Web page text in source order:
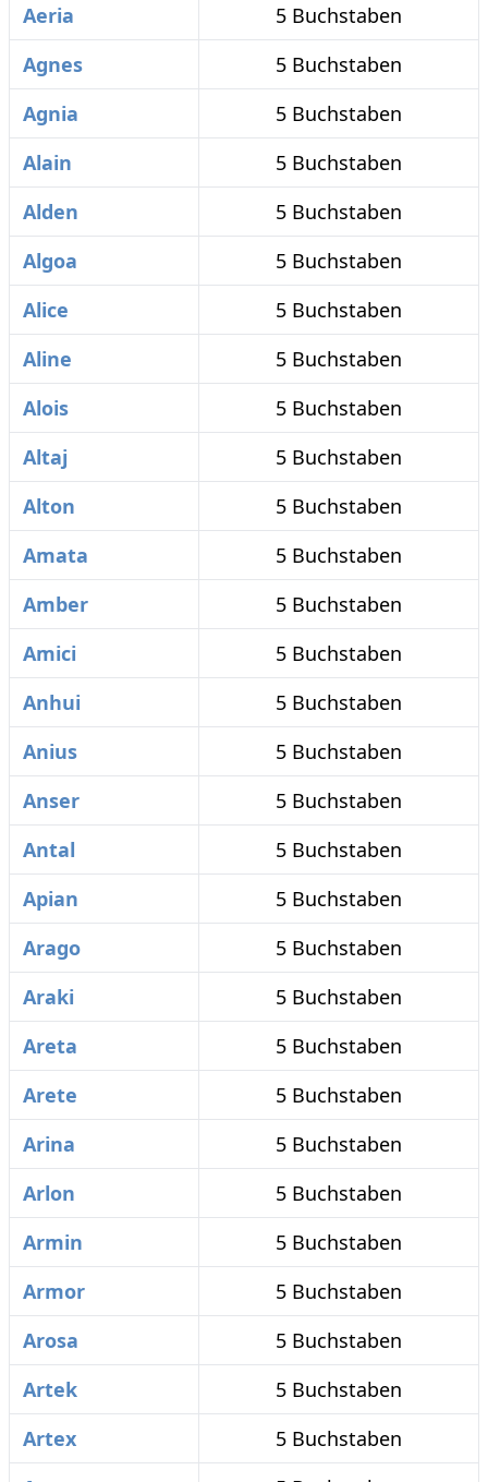
Aeria
5 Buchstaben
Agnes
5 Buchstaben
Agnia
5 Buchstaben
Alain
5 Buchstaben
Alden
5 Buchstaben
Algoa
5 Buchstaben
Alice
5 Buchstaben
Aline
5 Buchstaben
Alois
5 Buchstaben
Altaj
5 Buchstaben
Alton
5 Buchstaben
Amata
5 Buchstaben
Amber
5 Buchstaben
Amici
5 Buchstaben
Anhui
5 Buchstaben
Anius
5 Buchstaben
Anser
5 Buchstaben
Antal
5 Buchstaben
Apian
5 Buchstaben
Arago
5 Buchstaben
Araki
5 Buchstaben
Areta
5 Buchstaben
Arete
5 Buchstaben
Arina
5 Buchstaben
Arlon
5 Buchstaben
Armin
5 Buchstaben
Armor
5 Buchstaben
Arosa
5 Buchstaben
Artek
5 Buchstaben
Artex
5 Buchstaben